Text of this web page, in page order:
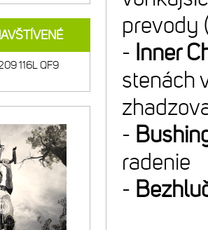
prevody
- Inner
stenách
-
radenie
-
116L QF9